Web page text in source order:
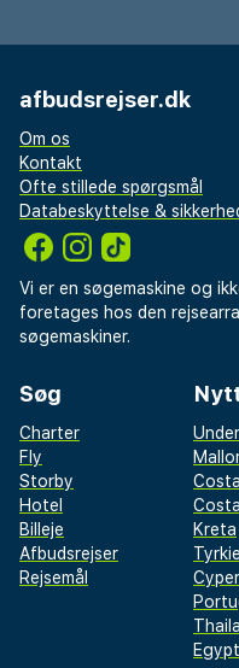
afbudsrejser.dk
Om os
Kontakt
Ofte stillede spørgsmål
Databeskyttelse &
Vi er en søgemaskine og
foretages hos den
søgemaskiner.
Søg
Charter
Fly
Storby
Hotel
Billeje
Afbudsrejser
Rejsemål
Kreta